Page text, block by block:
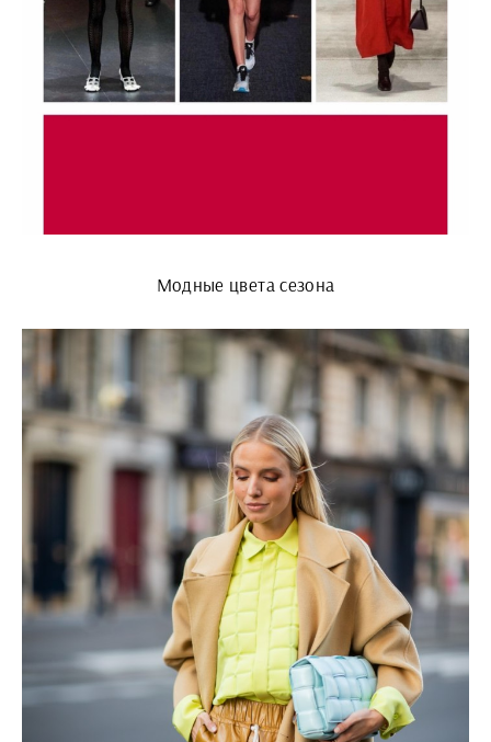
Модные цвета сезона